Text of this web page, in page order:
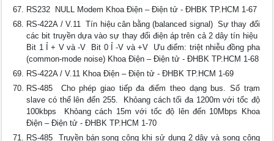
RS232  NULL Modem Khoa Điện – Điện tử - ĐHBK TP.HCM 1-67
RS-422A / V.11  Tín hiệu cân bằng (balanced signal)  Sự thay đổi
các bit truyền dựa vào sự thay đổi điện áp trên cả 2 dây tín hiệu 
Bit 1 Ỉ + V và -V  Bit 0 Ỉ -V và +V  Ưu điểm: triệt nhiễu đồng pha
(common-mode noise) Khoa Điện – Điện tử - ĐHBK TP.HCM 1-68
RS-422A / V.11 Khoa Điện – Điện tử - ĐHBK TP.HCM 1-69
RS-485  Cho phép giao tiếp đa điểm theo dạng bus. Số trạm
slave có thể lên đến 255.  Khỏang cách tối đa 1200m với tốc độ
100kbps  Khỏang cách 15m với tốc độ lên đến 10Mbps Khoa
Điện – Điện tử - ĐHBK TP.HCM 1-70
RS-485  Truyền bán song công khi sử dụng 2 dây và song công